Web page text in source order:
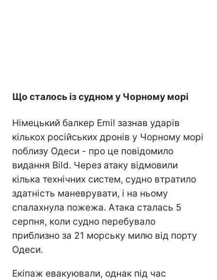
Що сталось із судном у Чорному морі
Німецький балкер Emil зазнав ударів
кількох російських дронів у Чорному морі
поблизу Одеси - про це повідомило
видання Bild. Через атаку відмовили
кілька технічних систем, судно втратило
здатність маневрувати, і на ньому
спалахнула пожежа. Атака сталась 5
серпня, коли судно перебувало
приблизно за 21 морську милю від порту
Одеси.
Екіпаж евакуювали, однак під час